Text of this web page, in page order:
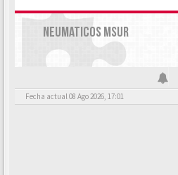
NEUMATICOS MSUR
Fecha actual 08 Ago 2026, 17:01